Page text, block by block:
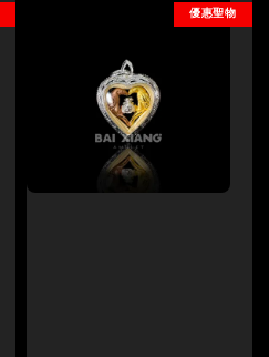
優惠聖物